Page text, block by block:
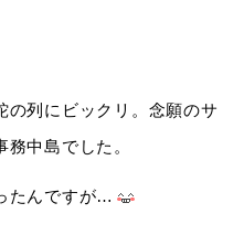
の列にビックリ。念願のサ
中島でした。
たんですが…